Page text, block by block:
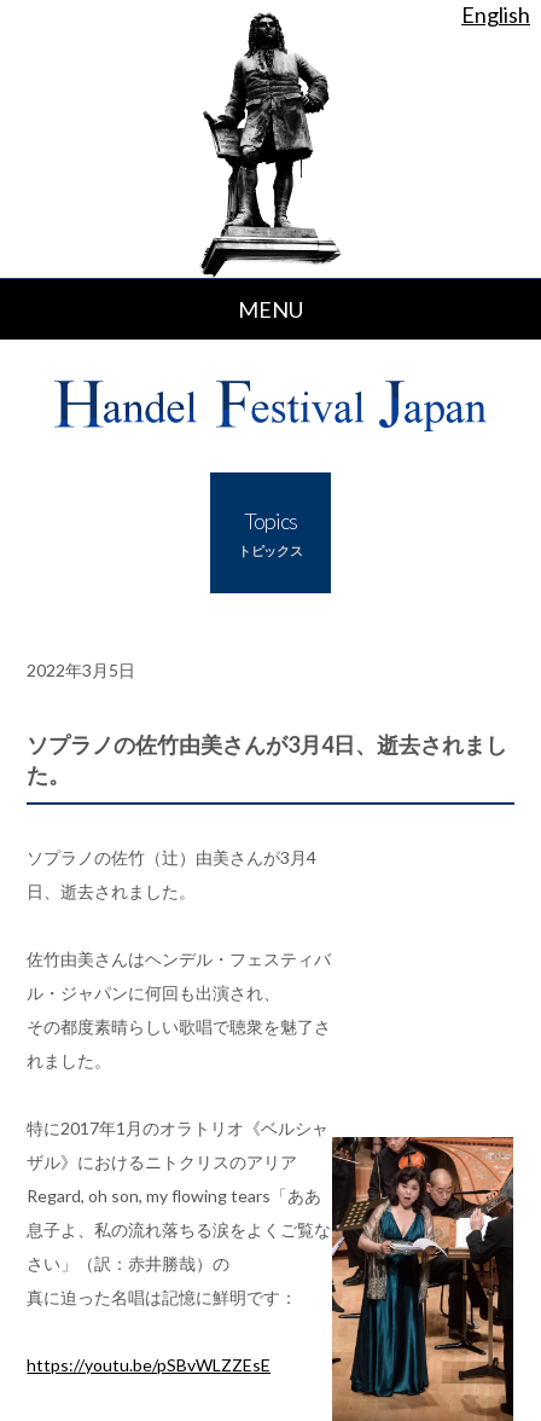
English
MENU
コンサート情報
グッズ
研究会のご案内
ご支援
リンク
Topics
トピックス
2022年3月5日
ソプラノの佐竹由美さんが3月4日、逝去されまし
た。
ソプラノの佐竹（辻）由美さんが3月4
日、逝去されました。
佐竹由美さんはヘンデル・フェスティバ
ル・ジャパンに何回も出演され、
その都度素晴らしい歌唱で聴衆を魅了さ
れました。
特に2017年1月のオラトリオ《ベルシャ
ザル》におけるニトクリスのアリア
Regard, oh son, my flowing tears「ああ
息子よ、私の流れ落ちる涙をよくご覧な
さい」（訳：赤井勝哉）の
真に迫った名唱は記憶に鮮明です：
https://youtu.be/pSBvWLZZEsE